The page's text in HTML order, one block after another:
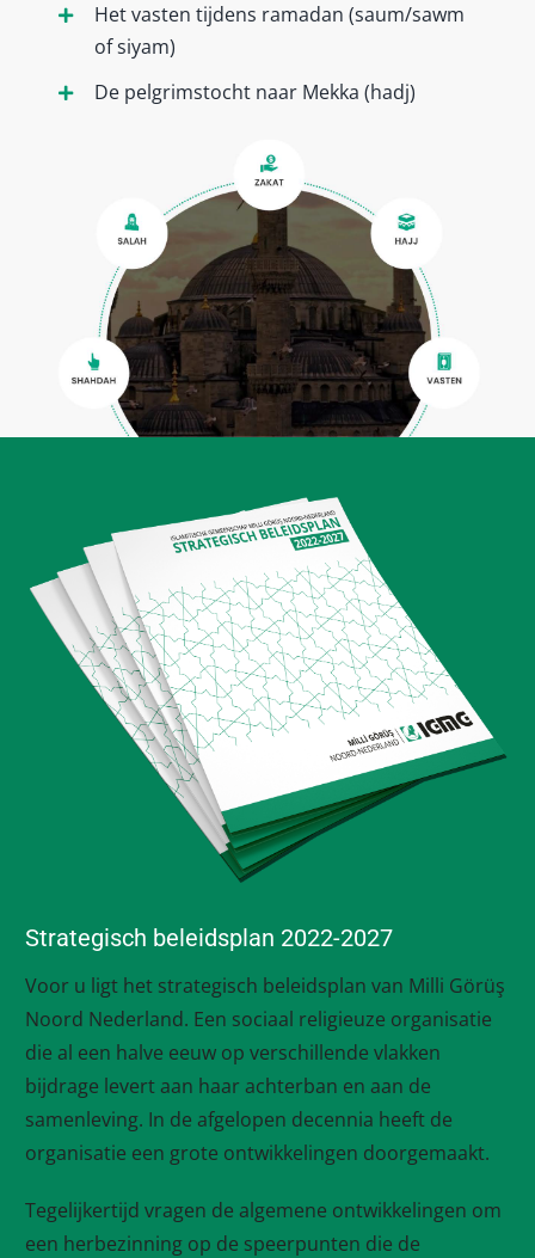
Het vasten tijdens ramadan (saum/sawm
of siyam)
De pelgrimstocht naar Mekka (hadj)
Strategisch beleidsplan 2022-2027
Voor u ligt het strategisch beleidsplan van Milli Görüş
Noord Nederland. Een sociaal religieuze organisatie
die al een halve eeuw op verschillende vlakken
bijdrage levert aan haar achterban en aan de
samenleving. In de afgelopen decennia heeft de
organisatie een grote ontwikkelingen doorgemaakt.
Tegelijkertijd vragen de algemene ontwikkelingen om
een herbezinning op de speerpunten die de